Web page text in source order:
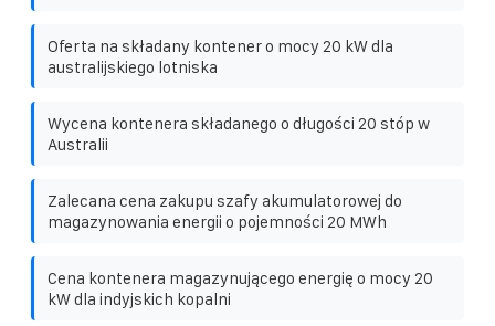
Oferta na składany kontener o mocy 20 kW dla
australijskiego lotniska
Wycena kontenera składanego o długości 20 stóp w
Australii
Zalecana cena zakupu szafy akumulatorowej do
magazynowania energii o pojemności 20 MWh
Cena kontenera magazynującego energię o mocy 20
kW dla indyjskich kopalni